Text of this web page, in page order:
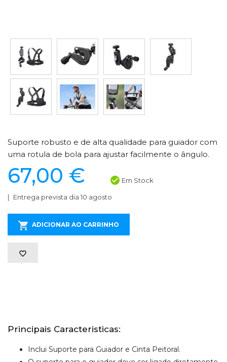
Suporte robusto e de alta qualidade para guiador com
uma rotula de bola para ajustar facilmente o ângulo.
67,00 € Em Stock
Entrega prevista dia 10 agosto
ADICIONAR AO CARRINHO
Principais Caracteristicas:
Inclui Suporte para Guiador e Cinta Peitoral.